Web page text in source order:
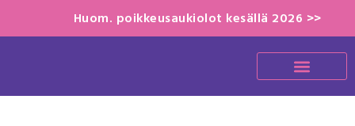
Huom. poikkeusaukiolot kesällä 2026 >>